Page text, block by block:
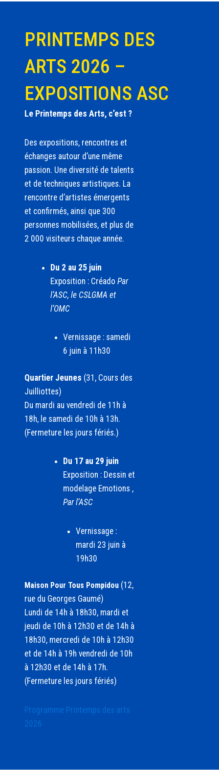
PRINTEMPS DES
ARTS 2026 –
EXPOSITIONS ASC
Le Printemps des Arts, c’est ?
Des expositions, rencontres et
échanges autour d’une même
passion. Une diversité de talents
et de techniques artistiques. La
rencontre d’artistes émergents
et confirmés, ainsi que 300
personnes mobilisées, et plus de
2 000 visiteurs chaque année.
Du 2 au 25 juin
Exposition : Créado Par
l’ASC, le CSLGMA et
l’OMC
Vernissage : samedi
6 juin à 11h30
Quartier Jeunes (31, Cours des
Juilliottes)
Du mardi au vendredi de 11h à
18h, le samedi de 10h à 13h.
(Fermeture les jours fériés.)
Du 17 au 29 juin
Exposition : Dessin et
modelage Emotions ,
Par l’ASC
Vernissage :
mardi 23 juin à
19h30
Maison Pour Tous Pompidou (12,
rue du Georges Gaumé)
Lundi de 14h à 18h30, mardi et
jeudi de 10h à 12h30 et de 14h à
18h30, mercredi de 10h à 12h30
et de 14h à 19h vendredi de 10h
à 12h30 et de 14h à 17h.
(Fermeture les jours fériés)
Programme Printemps des arts
2026